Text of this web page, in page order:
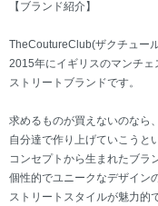
【ブランド紹介】
TheCoutureClub(ザクチュー
2015年にイギリスのマンチェ
ストリートブランドです。
求めるものが買えないのなら、
自分達で作り上げていこうと
コンセプトから生まれたブラ
個性的でユニークなデザイン
ストリートスタイルが魅力的